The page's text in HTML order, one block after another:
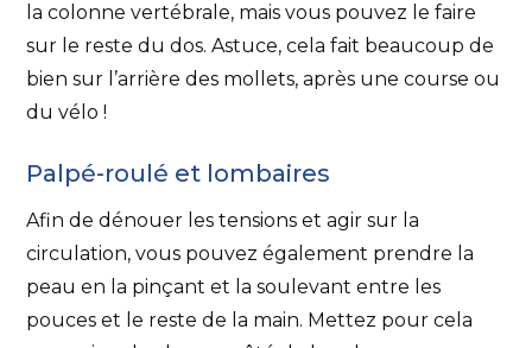
la colonne vertébrale, mais vous pouvez le faire
sur le reste du dos. Astuce, cela fait beaucoup de
bien sur l’arrière des mollets, après une course ou
du vélo !
Palpé-roulé et lombaires
Afin de dénouer les tensions et agir sur la
circulation, vous pouvez également prendre la
peau en la pinçant et la soulevant entre les
pouces et le reste de la main. Mettez pour cela